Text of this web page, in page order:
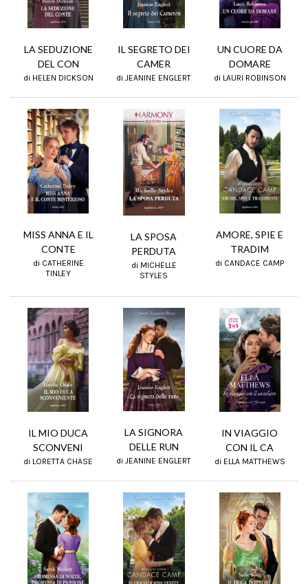
LA SEDUZIONE
DEL CON
di HELEN DICKSON
IL SEGRETO DEI
CAMER
di JEANINE ENGLERT
UN CUORE DA
DOMARE
di LAURI ROBINSON
MISS ANNA E IL
CONTE
di CATHERINE
TINLEY
LA SPOSA
PERDUTA
di MICHELLE
STYLES
AMORE, SPIE E
TRADIM
di CANDACE CAMP
IL MIO DUCA
SCONVENI
di LORETTA CHASE
LA SIGNORA
DELLE RUN
di JEANINE ENGLERT
IN VIAGGIO
CON IL CA
di ELLA MATTHEWS